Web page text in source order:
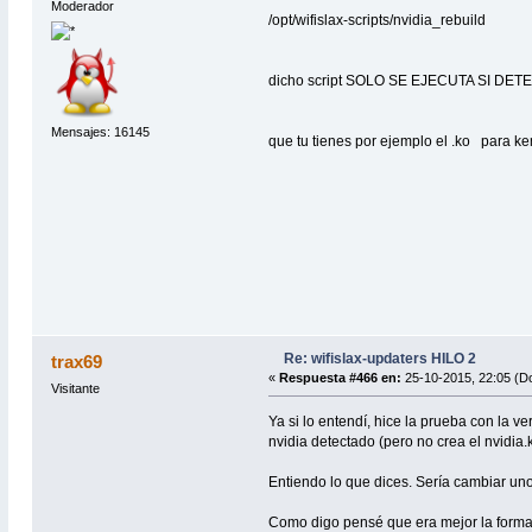
f_strip
Moderador
Mensajes: 16145
/opt/wifislax-scripts/nvidia_rebuild
dicho script SOLO SE EJECUTA SI
que tu tienes por ejemplo el .ko para
trax69
Visitante
Re: wifislax-updaters HILO 2
«Respuesta #466 en: 25-10-2015, 22:05
Ya si lo entendí, hice la prueba con la
nvidia detectado (pero no crea el
Entiendo lo que dices. Sería cambiar
Como digo pensé que era mejor la